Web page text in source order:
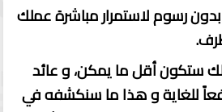
رسوم لاستمرار مباشرة عملك
ستكون أقل ما يمكن، و عائد
للغاية و هذا ما سنكشفه في